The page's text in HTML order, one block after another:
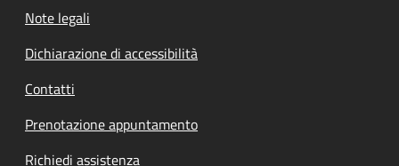
Note legali
Dichiarazione di accessibilità
Contatti
Prenotazione appuntamento
Richiedi assistenza